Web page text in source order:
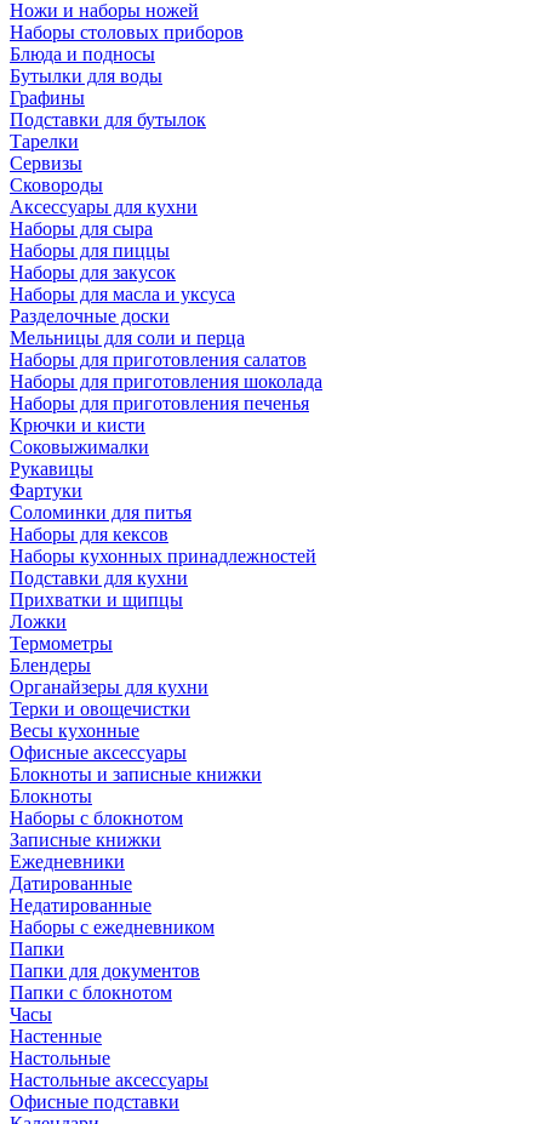
Ножи и наборы ножей
Наборы столовых приборов
Блюда и подносы
Бутылки для воды
Графины
Подставки для бутылок
Тарелки
Сервизы
Сковороды
Аксессуары для кухни
Наборы для сыра
Наборы для пиццы
Наборы для закусок
Наборы для масла и уксуса
Разделочные доски
Мельницы для соли и перца
Наборы для приготовления салатов
Наборы для приготовления шоколада
Наборы для приготовления печенья
Крючки и кисти
Соковыжималки
Рукавицы
Фартуки
Соломинки для питья
Наборы для кексов
Наборы кухонных принадлежностей
Подставки для кухни
Прихватки и щипцы
Ложки
Термометры
Блендеры
Органайзеры для кухни
Терки и овощечистки
Весы кухонные
Офисные аксессуары
Блокноты и записные книжки
Блокноты
Наборы с блокнотом
Записные книжки
Ежедневники
Датированные
Недатированные
Наборы с ежедневником
Папки
Папки для документов
Папки с блокнотом
Часы
Настенные
Настольные
Настольные аксессуары
Офисные подставки